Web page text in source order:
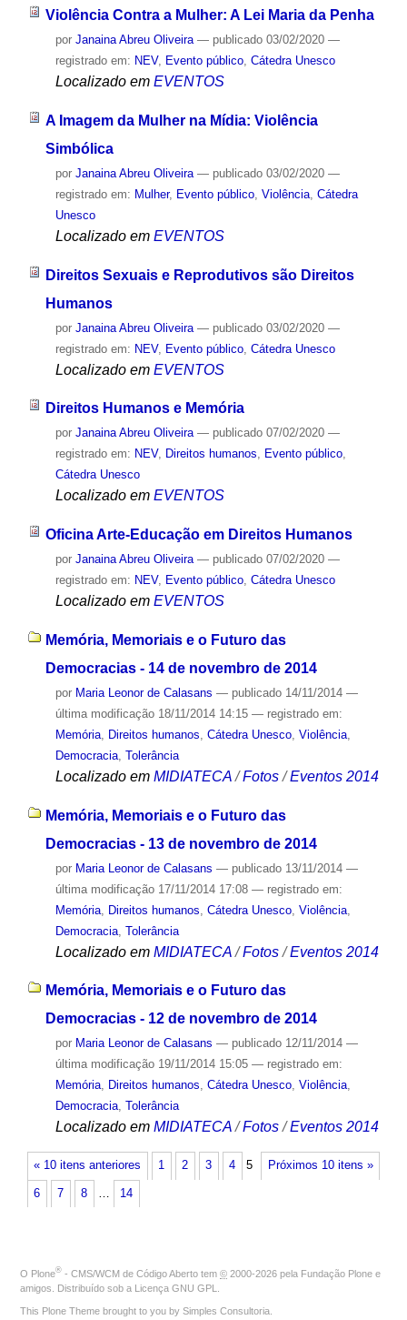
Violência Contra a Mulher: A Lei Maria da Penha
por Janaina Abreu Oliveira — publicado03/02/2020 —
registrado em: NEV, Evento público, Cátedra Unesco
Localizado em EVENTOS
A Imagem da Mulher na Mídia: Violência
Simbólica
por Janaina Abreu Oliveira — publicado03/02/2020 —
registrado em: Mulher, Evento público, Violência, Cátedra
Unesco
Localizado em EVENTOS
Direitos Sexuais e Reprodutivos são Direitos
Humanos
por Janaina Abreu Oliveira — publicado03/02/2020 —
registrado em: NEV, Evento público, Cátedra Unesco
Localizado em EVENTOS
Direitos Humanos e Memória
por Janaina Abreu Oliveira — publicado07/02/2020 —
registrado em: NEV, Direitos humanos, Evento público,
Cátedra Unesco
Localizado em EVENTOS
Oficina Arte-Educação em Direitos Humanos
por Janaina Abreu Oliveira — publicado07/02/2020 —
registrado em: NEV, Evento público, Cátedra Unesco
Localizado em EVENTOS
Memória, Memoriais e o Futuro das
Democracias - 14 de novembro de 2014
por Maria Leonor de Calasans — publicado14/11/2014 —
última modificação18/11/2014 14:15 — registrado em:
Memória, Direitos humanos Cátedra Unesco, Violência,
Democracia, Tolerância
Localizado em MIDIATECA /Fotos /Eventos 2014
Memória, Memoriais e o Futuro das
Democracias - 13 de novembro de 2014
por Maria Leonor de Calasans — publicado13/11/2014 —
última modificação17/11/2014 17:08 — registrado em:
Memória, Direitos humanos Cátedra Unesco, Violência,
Democracia, Tolerância
Localizado em MIDIATECA /Fotos /Eventos 2014
Memória, Memoriais e o Futuro das
Democracias - 12 de novembro de 2014
por Maria Leonor de Calasans — publicado12/11/2014 —
última modificação19/11/2014 15:05 — registrado em:
Memória, Direitos humanos, Cátedra Unesco, Violência,
Democracia, Tolerância
Localizado em MIDIATECA /Fotos /Eventos 2014
« 10 itens anteriores Próximos 10 itens »
1 2 3 4 5
6 7 8 … 14
O Plone® - CMS/WCM de Código Aberto tem © 2000-2026 pela Fundação Plone e
amigos. Distribuído sob a Licença GNU GPL
This Plone Theme brought to you by Simples Consultoria